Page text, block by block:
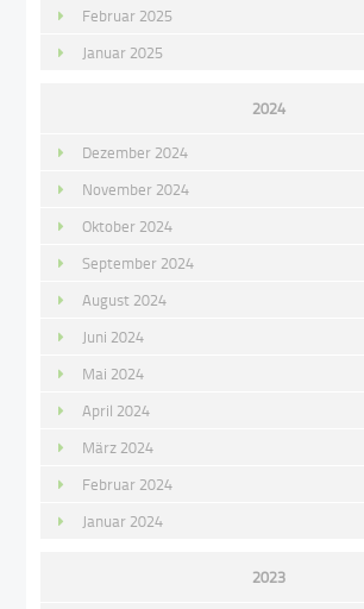
Februar 2025
Januar 2025
2024
Dezember 2024
November 2024
Oktober 2024
September 2024
August 2024
Juni 2024
Mai 2024
April 2024
März 2024
Februar 2024
Januar 2024
2023